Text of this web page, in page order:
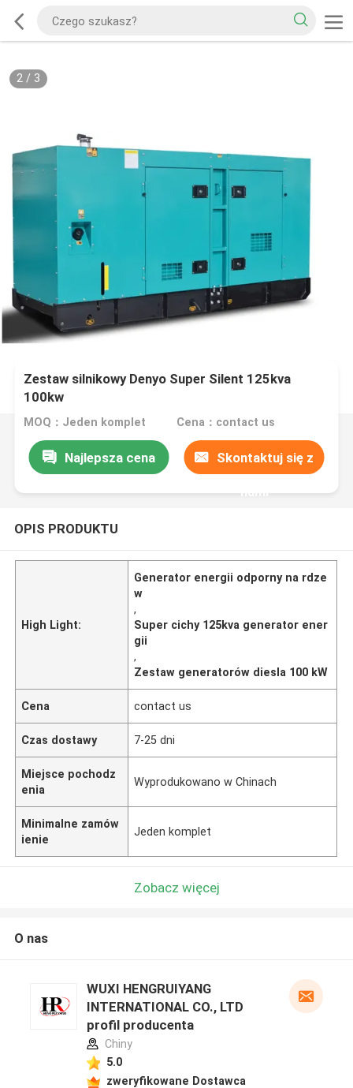
2/ 3
Zestaw silnikowy Denyo Super Silent 125kva
100kw
MOQ：Jeden komplet Cena：contact us
Najlepsza cena Skontaktuj się z
nami
OPIS PRODUKTU
High Light:
Generator energii odporny na rdze
w
,
Super cichy 125kva generator ener
gii
,
Zestaw generatorów diesla 100 kW
Cena contact us
Czas dostawy 7-25 dni
Miejsce pochodz
enia
Wyprodukowano w Chinach
Minimalne zamów
ienie
Jeden komplet
Zobacz więcej
O nas
WUXI HENGRUIYANG
INTERNATIONAL CO., LTD
profil producenta
Chiny
5.0
zweryfikowane Dostawca